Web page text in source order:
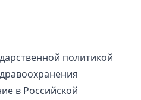
политикой
в Российской